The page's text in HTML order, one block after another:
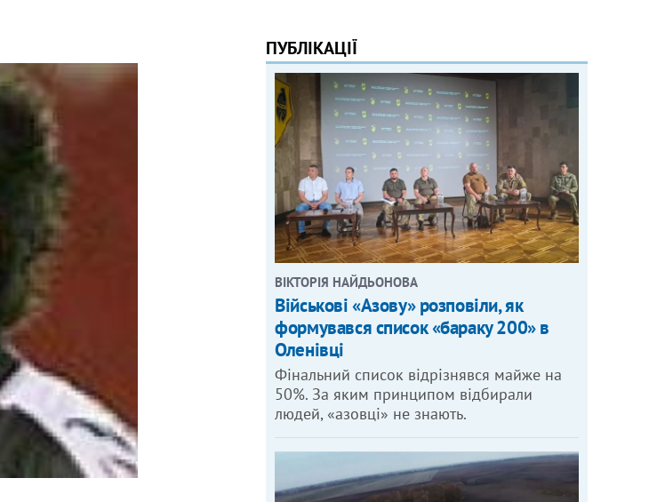
ПУБЛІКАЦІЇ
ВІКТОРІЯ НАЙДЬОНОВА
Військові «Азову» розповіли, як
формувався список «бараку 200» в
Оленівці
Фінальний список відрізнявся майже на
50%. За яким принципом відбирали
людей, «азовці» не знають.